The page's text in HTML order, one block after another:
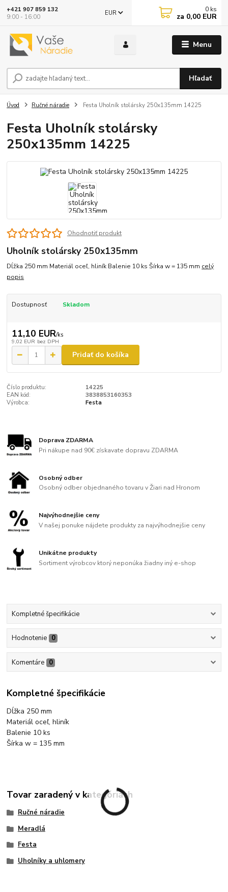
Menu
EUR
Hľadať
+421 907 859 132
9:00 - 16:00
0 ks
za 0,00 EUR
Úvod Ručné náradie Festa Uholník stolársky 250x135mm 14225
Festa Uholník stolársky
250x135mm 14225
Ohodnotiť produkt
Uholník stolársky 250x135mm
Dĺžka 250 mm Materiál oceľ, hliník Balenie 10 ks Šírka w = 135 mm celý
popis
Dostupnosť Skladom
11,10 EUR/ks
9,02 EUR bez DPH
Pridať do košíka
Číslo produktu:
14225
EAN kód:
3838853160353
Výrobca:
Festa
Doprava ZDARMA
Pri nákupe nad 90€ získavate dopravu ZDARMA
Osobný odber
Osobný odber objednaného tovaru v Žiari nad Hronom
Najvýhodnejšie ceny
V našej ponuke nájdete produkty za najvýhodnejšie ceny
Unikátne produkty
Sortiment výrobcov ktorý neponúka žiadny iný e-shop
Kompletné špecifikácie
Hodnotenie 0
Komentáre 0
Kompletné špecifikácie
Dĺžka 250 mm
Materiál oceľ, hliník
Balenie 10 ks
Šírka w = 135 mm
Tovar zaradený v kategóriách
Ručné náradie
Meradlá
Festa
Uholníky a uhlomery